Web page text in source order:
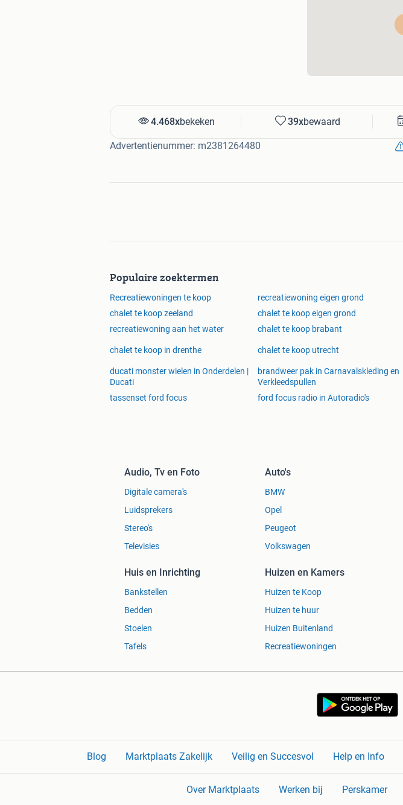
4.468xbekeken 39xbewaard
Advertentienummer: m2381264480
Populaire zoektermen
Recreatiewoningen te koop recreatiewoning eigen grond
chalet te koop zeeland
chalet te koop eigen grond
recreatiewoning aan het water
chalet te koop brabant
chalet te koop in drenthe chalet te koop utrecht
ducati monster wielen in Onderdelen |
Ducati
brandweer pak in Carnavalskleding en
Verkleedspullen
tassenset ford focus ford focus radio in Autoradio's
Audio, Tv en Foto
Digitale camera's
Luidsprekers
Stereo's
Televisies
Auto's
BMW
Opel
Peugeot
Volkswagen
Huis en Inrichting
Bankstellen
Bedden
Stoelen
Tafels
Huizen en Kamers
Huizen te Koop
Huizen te huur
Huizen Buitenland
Recreatiewoningen
Blog Marktplaats Zakelijk Veilig en Succesvol Help en Info
Over Marktplaats Werken bij Perskamer